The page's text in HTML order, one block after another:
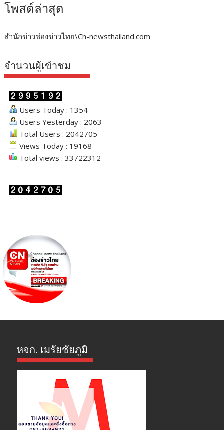
โพสต์ล่าสุด
สำนักข่าวช่องข่าวไทย\Ch-newsthailand.com
จำนวนผู้เข้าชม
Users Today : 1354
Users Yesterday : 2063
Total Users : 2042705
Views Today : 19168
Total views : 33722312
หจก. เมรัยชัยภูมิ